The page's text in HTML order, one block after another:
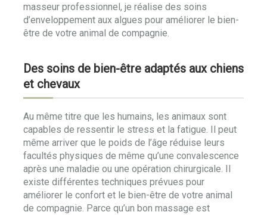
masseur professionnel, je réalise des soins
d’enveloppement aux algues pour améliorer le bien-
être de votre animal de compagnie.
Des soins de bien-être adaptés aux chiens
et chevaux
Au même titre que les humains, les animaux sont
capables de ressentir le stress et la fatigue. Il peut
même arriver que le poids de l’âge réduise leurs
facultés physiques de même qu’une convalescence
après une maladie ou une opération chirurgicale. Il
existe différentes techniques prévues pour
améliorer le confort et le bien-être de votre animal
de compagnie. Parce qu’un bon massage est